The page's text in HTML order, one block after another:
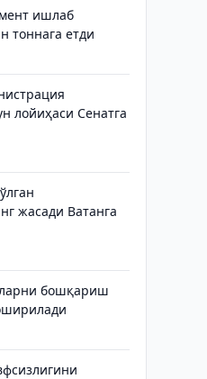
ишлаб
тоннага етди
лойиҳаси Сенатга
жасади Ватанга
бошқариш